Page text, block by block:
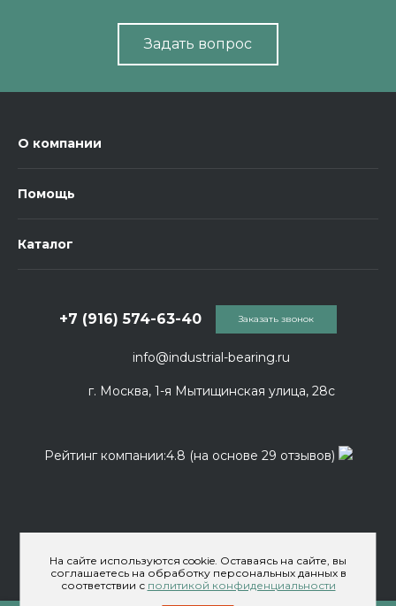
Задать вопрос
О компании
Помощь
Каталог
info@industrial-bearing.ru
+7 (916) 574-63-40
г. Москва, 1-я Мытищинская улица, 28с
Заказать звонок
Рейтинг компании:4.8 (на основе 29 отзывов)
На сайте используются cookie. Оставаясь на сайте, вы
соглашаетесь на обработку персональных данных в
соответствии с политикой конфиденциальности